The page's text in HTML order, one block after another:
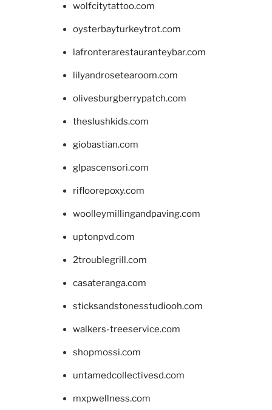
wolfcitytattoo.com
oysterbayturkeytrot.com
lafronterarestauranteybar.com
lilyandrosetearoom.com
olivesburgberrypatch.com
theslushkids.com
giobastian.com
glpascensori.com
rifloorepoxy.com
woolleymillingandpaving.com
uptonpvd.com
2troublegrill.com
casateranga.com
sticksandstonesstudiooh.com
walkers-treeservice.com
shopmossi.com
untamedcollectivesd.com
mxpwellness.com